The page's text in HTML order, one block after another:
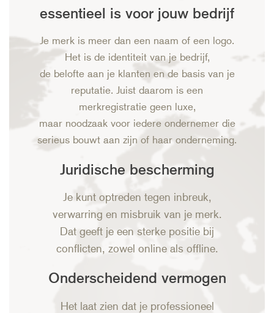
essentieel is voor jouw bedrijf
Je merk is meer dan een naam of een logo.
Het is de identiteit van je bedrijf,
de belofte aan je klanten en de basis van je
reputatie. Juist daarom is een
merkregistratie geen luxe,
maar noodzaak voor iedere ondernemer die
serieus bouwt aan zijn of haar onderneming.
Juridische bescherming
Je kunt optreden tegen inbreuk,
verwarring en misbruik van je merk.
Dat geeft je een sterke positie bij
conflicten, zowel online als offline.
Onderscheidend vermogen
Het laat zien dat je professioneel